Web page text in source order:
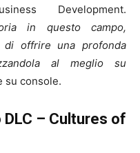
Development.
in questo campo,
offrire una profonda
al meglio su
su console.
– Cultures of